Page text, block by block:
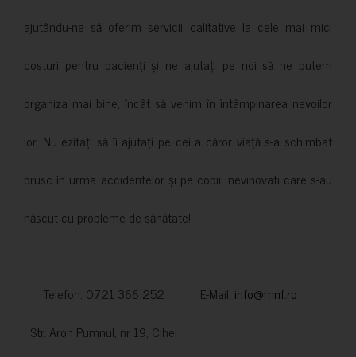
ajutându-ne să oferim servicii calitative la cele mai mici
costuri pentru pacienți și ne ajutați pe noi să ne putem
organiza mai bine, încât să venim în întâmpinarea nevoilor
lor. Nu ezitați să îi ajutați pe cei a căror viață s-a schimbat
brusc în urma accidentelor și pe copiii nevinovati care s-au
născut cu probleme de sănătate!
Telefon: 0721 366 252 E-Mail: info@mnf.ro
Str. Aron Pumnul, nr 19, Cihei